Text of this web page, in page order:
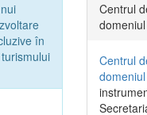
în
Centrul
Centrul